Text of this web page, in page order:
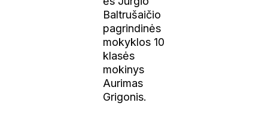
Baltrušaičio
pagrindinės
mokyklos 10
klasės
mokinys
Aurimas
Grigonis.